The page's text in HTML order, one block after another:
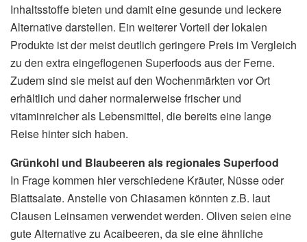
Inhaltsstoffe bieten und damit eine gesunde und leckere
Alternative darstellen. Ein weiterer Vorteil der lokalen
Produkte ist der meist deutlich geringere Preis im Vergleich
zu den extra eingeflogenen Superfoods aus der Ferne.
Zudem sind sie meist auf den Wochenmärkten vor Ort
erhältlich und daher normalerweise frischer und
vitaminreicher als Lebensmittel, die bereits eine lange
Reise hinter sich haben.
Grünkohl und Blaubeeren als regionales Superfood
In Frage kommen hier verschiedene Kräuter, Nüsse oder
Blattsalate. Anstelle von Chiasamen könnten z.B. laut
Clausen Leinsamen verwendet werden. Oliven seien eine
gute Alternative zu Acaibeeren, da sie eine ähnliche